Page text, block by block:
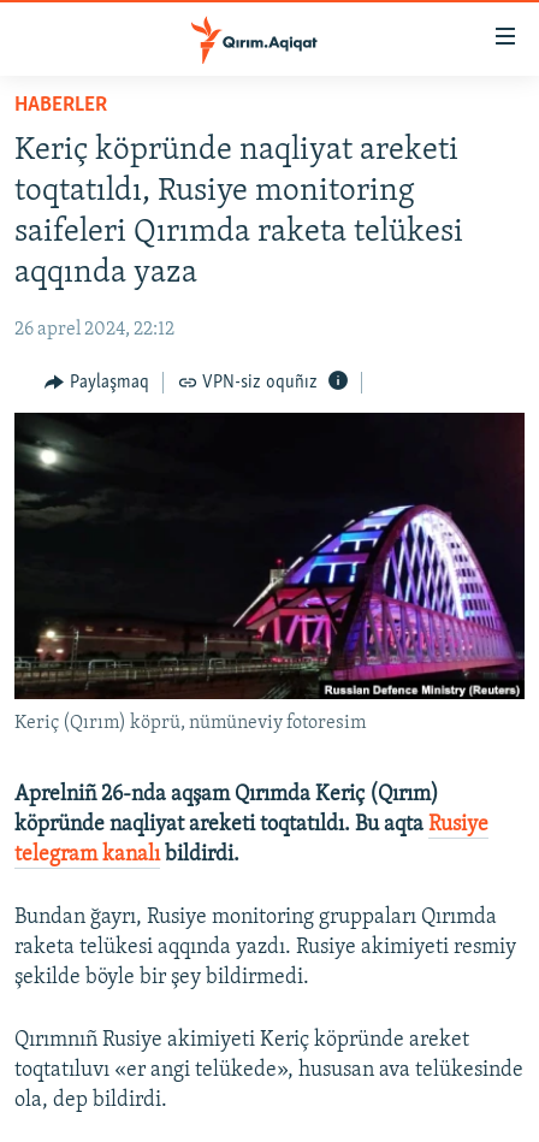
Esas
qaytmaq
Baş
navigatsiyağa
qaytmaq
Qıdıruvğa
HABERLER
SİYASET
İQTİSADİYAT
CEMİYET
İNSAN AQLARI
VİDEO
SÜRET
BLOGLAR
FİKİR
Українською
QOŞULIÑIZ!
RFE/RS bütün saytları
HABERLER
Keriç köpründe naqliyat areketi
toqtatıldı, Rusiye monitoring
saifeleri Qırımda raketa telükesi
aqqında yaza
26 aprel 2024, 22:12
Paylaşmaq VPN-siz oquñız
Keriç (Qırım) köprü, nümüneviy fotoresim
Aprelniñ 26-nda aqşam Qırımda Keriç (Qırım)
köpründe naqliyat areketi toqtatıldı. Bu aqta Rusiye
telegram kanalıbildirdi.
Bundan ğayrı, Rusiye monitoring gruppaları Qırımda
raketa telükesi aqqında yazdı. Rusiye akimiyeti resmiy
şekilde böyle bir şey bildirmedi.
Qırımnıñ Rusiye akimiyeti Keriç köpründe areket
toqtatıluvı «er angi telükede», hususan ava telükesinde
ola, dep bildirdi.